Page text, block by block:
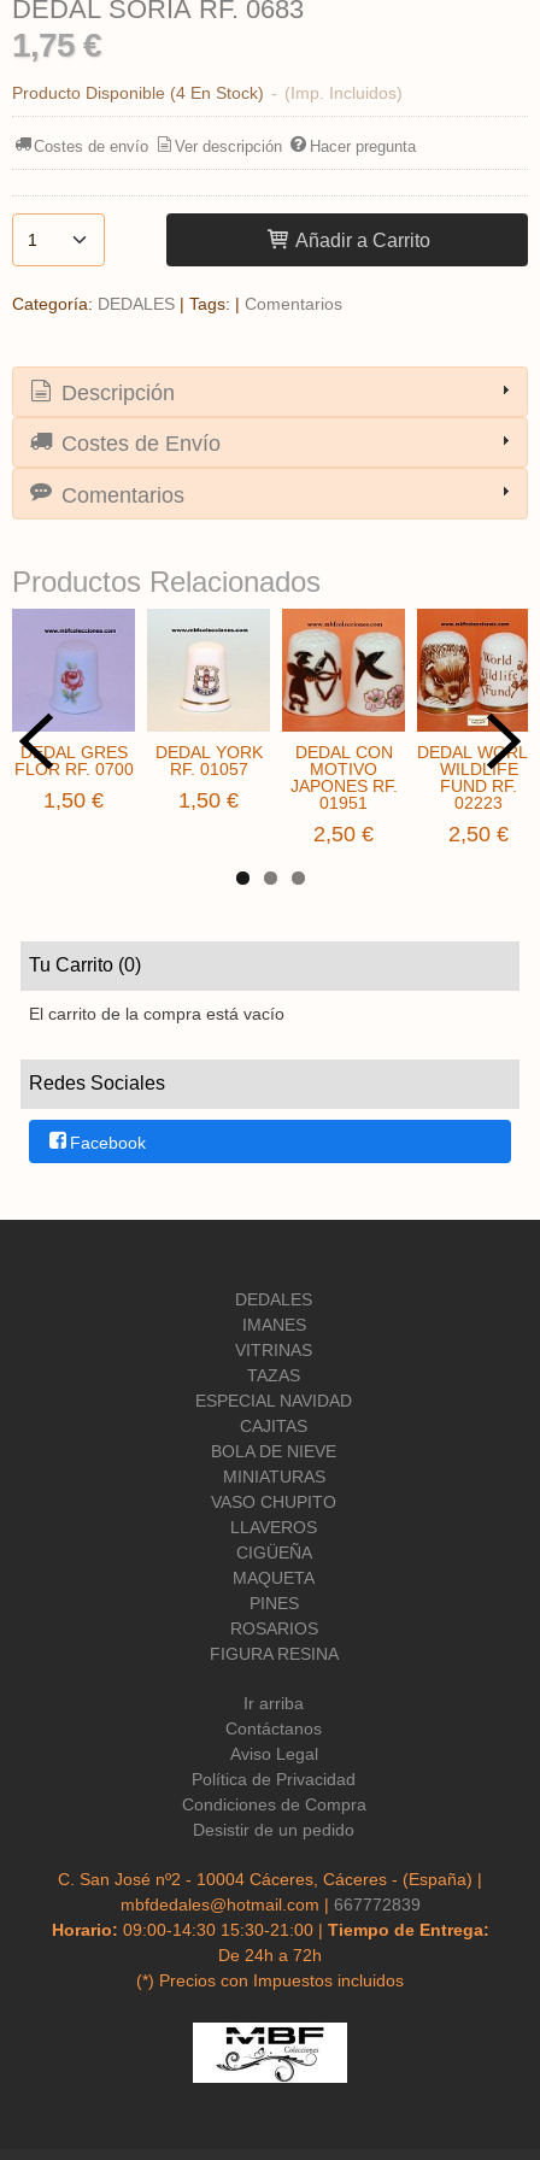
Tu Carrito (0)
El carrito de la compra está vacío
Redes Sociales
Facebook
DEDAL SORIA RF. 0683
1,75 €
Producto Disponible (4 En Stock) - (Imp. Incluidos)
Costes de envío Ver descripción Hacer pregunta
Añadir a Carrito
Categoría: DEDALES | Tags: | Comentarios
Descripción
Costes de Envío
Comentarios
Productos Relacionados
DEDAL GRES
FLOR RF. 0700
1,50 €
DEDAL YORK
RF. 01057
1,50 €
DEDAL CON
MOTIVO
JAPONES RF.
01951
2,50 €
DEDAL WORLD
WILDLIFE
FUND ​​RF.
02223
2,50 €
DEDALES
IMANES
VITRINAS
TAZAS
ESPECIAL NAVIDAD
CAJITAS
BOLA DE NIEVE
MINIATURAS
VASO CHUPITO
LLAVEROS
CIGÜEÑA
MAQUETA
PINES
ROSARIOS
FIGURA RESINA
Ir arriba
Contáctanos
Aviso Legal
Política de Privacidad
Condiciones de Compra
Desistir de un pedido
C. San José nº2 - 10004 Cáceres, Cáceres - (España) |
mbfdedales@hotmail.com | 667772839
Horario: 09:00-14:30 15:30-21:00 | Tiempo de Entrega:
De 24h a 72h
(*) Precios con Impuestos incluidos